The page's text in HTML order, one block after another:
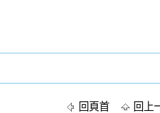
回頁首 回上